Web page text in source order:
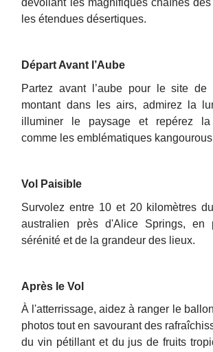
dévoilant les magnifiques chaînes
les étendues désertiques.
Départ Avant l’Aube
Partez avant l’aube pour le site de
montant dans les airs, admirez la
illuminer le paysage et repérez
comme les emblématiques
Vol Paisible
Survolez entre 10 et 20 kilomètres
australien près d'Alice Springs, en
sérénité et de la grandeur des lieux.
Après le Vol
À l'atterrissage, aidez à ranger le
photos tout en savourant des
du vin pétillant et du jus de fruits